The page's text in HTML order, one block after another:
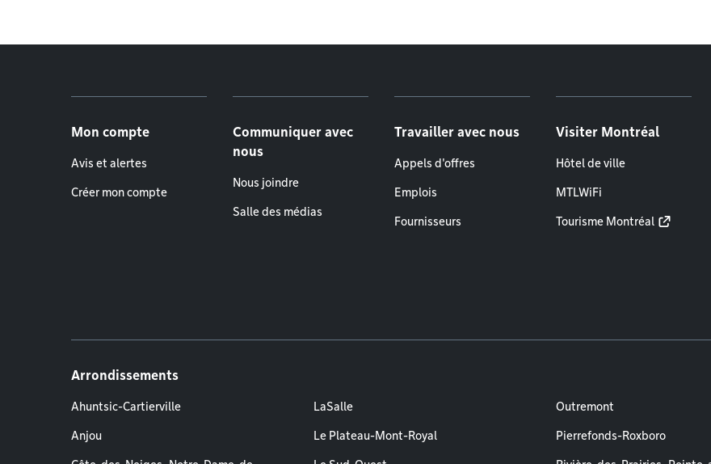
Mon compte
Avis et alertes
Créer mon compte
Communiquer avec
nous
Nous joindre
Salle des médias
Travailler avec nous
Appels d'offres
Emplois
Fournisseurs
Visiter Montréal
Hôtel de ville
MTLWiFi
Tourisme Montréal
Arrondissements
Ahuntsic-Cartierville
Anjou
LaSalle
Le Plateau-Mont-Royal
Outremont
Pierrefonds-Roxboro